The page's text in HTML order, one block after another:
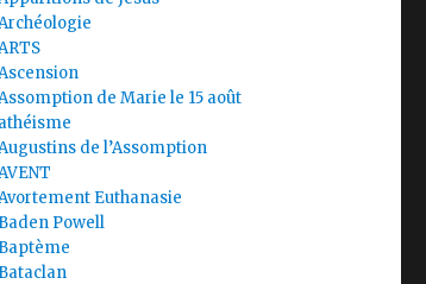
de Marie le 15 août
athéisme
de l’Assomption
Euthanasie
Baden Powell
Baptème
Bataclan